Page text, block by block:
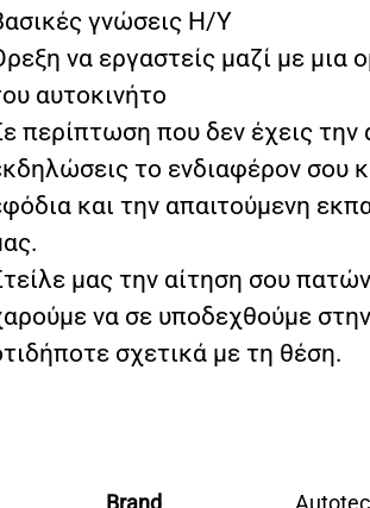
γνώσεις Η/Υ
να εργαστείς μαζί με
αυτοκινήτο
περίπτωση που δεν έχεις την
το ενδιαφέρον σου
και την απαιτούμενη
μας την αίτηση σου
να σε υποδεχθούμε
σχετικά με τη θέση.
Brand